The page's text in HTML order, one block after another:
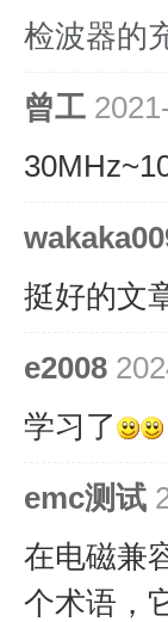
检波器的
曾工
挺好的文
e2008
学习了
emc测试
在电磁兼
个术语，